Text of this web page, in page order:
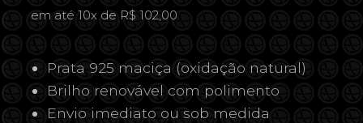
em até 10x de R$ 102,00
Prata 925 maciça (oxidação natural)
Brilho renovável com polimento
Envio imediato ou sob medida